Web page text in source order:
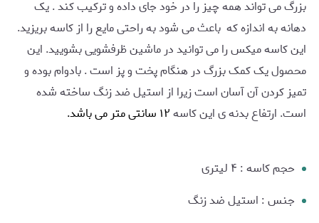
بزرگ می تواند همه چیز را در خود جای داده و ترکیب کند . یک
دهانه به اندازه که باعث می شود به راحتی مایع را از کاسه بریزید.
این کاسه میکس را می توانید در ماشین ظرفشویی بشویید. این
محصول یک کمک بزرگ در هنگام پخت و پز است . بادوام بوده و
تمیز کردن آن آسان است زیرا از استیل ضد زنگ ساخته شده
است. ارتفاع بدنه ی این کاسه۱۲ سانتی متر می باشد.
حجم کاسه : ۴ لیتری
جنس : استیل ضد زنگ